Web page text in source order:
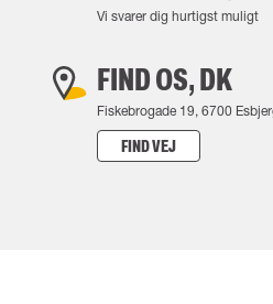
Vi svarer dig hurtigst muligt
FIND OS, DK
Fiskebrogade 19, 6700
FIND VEJ